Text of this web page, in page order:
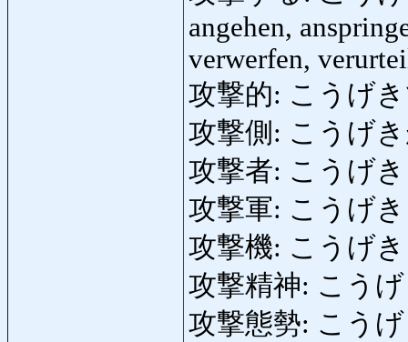
angehen,
verwerfen,
攻撃的: こうげ
攻撃側: こうげ
攻撃者: こうげ
攻撃軍: こうげ
攻撃機: こうげ
攻撃精神: こう
攻撃態勢: こう